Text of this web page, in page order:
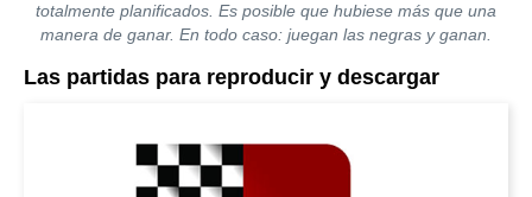
totalmente planificados. Es posible que hubiese más que una
manera de ganar. En todo caso: juegan las negras y ganan.
Las partidas para reproducir y descargar